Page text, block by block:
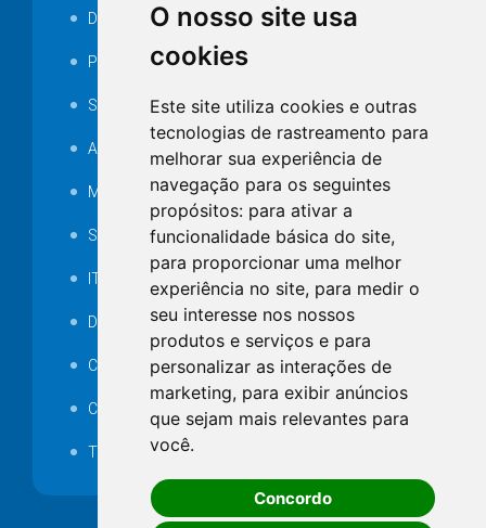
O nosso site usa
cookies
Este site utiliza cookies e outras
tecnologias de rastreamento para
melhorar sua experiência de
navegação para os seguintes
propósitos: para ativar a
funcionalidade básica do site,
para proporcionar uma melhor
experiência no site, para medir o
seu interesse nos nossos
produtos e serviços e para
personalizar as interações de
marketing, para exibir anúncios
que sejam mais relevantes para
você.
Concordo
Decretos
Portarias
SAMAE
Audiência pública
MANUTENÇÃO DE ILUMINAÇÃO PÚBLICA
Serviços Técnicos TI
ITR
Desapropriações
Catalogo Eletrônico de Padronização
Consórcios Municipais
Telefones Úteis